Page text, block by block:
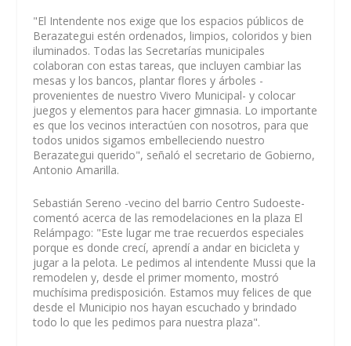
"El Intendente nos exige que los espacios públicos de
Berazategui estén ordenados, limpios, coloridos y bien
iluminados. Todas las Secretarías municipales
colaboran con estas tareas, que incluyen cambiar las
mesas y los bancos, plantar flores y árboles -
provenientes de nuestro Vivero Municipal- y colocar
juegos y elementos para hacer gimnasia. Lo importante
es que los vecinos interactúen con nosotros, para que
todos unidos sigamos embelleciendo nuestro
Berazategui querido", señaló el secretario de Gobierno,
Antonio Amarilla.
Sebastián Sereno -vecino del barrio Centro Sudoeste-
comentó acerca de las remodelaciones en la plaza El
Relámpago: "Este lugar me trae recuerdos especiales
porque es donde crecí, aprendí a andar en bicicleta y
jugar a la pelota. Le pedimos al intendente Mussi que la
remodelen y, desde el primer momento, mostró
muchísima predisposición. Estamos muy felices de que
desde el Municipio nos hayan escuchado y brindado
todo lo que les pedimos para nuestra plaza".